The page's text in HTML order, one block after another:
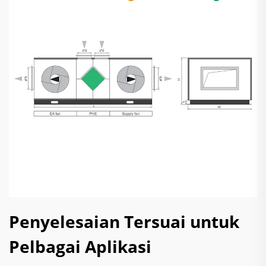
Penyelesaian Tersuai untuk
Pelbagai Aplikasi